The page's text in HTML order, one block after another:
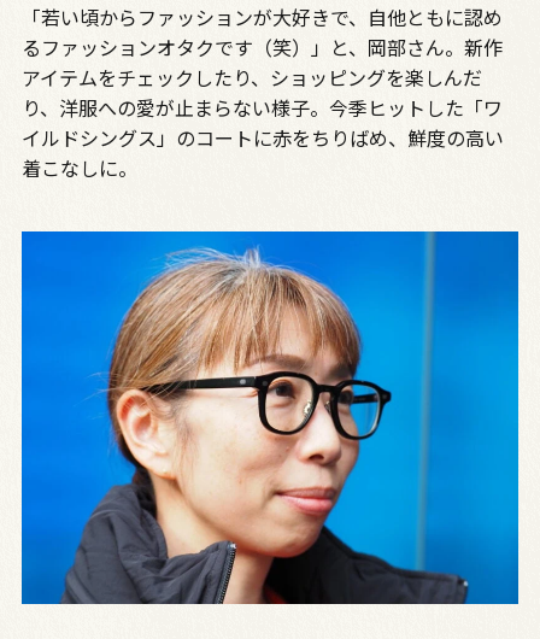
「若い頃からファッションが大好きで、自他ともに認め
るファッションオタクです（笑）」と、岡部さん。新作
アイテムをチェックしたり、ショッピングを楽しんだ
り、洋服への愛が止まらない様子。今季ヒットした「ワ
イルドシングス」のコートに赤をちりばめ、鮮度の高い
着こなしに。